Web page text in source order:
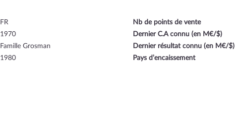
FR
1970
Famille Grosman
1980
Nb de points de vente
Dernier C.A connu (en M€/$)
Dernier résultat connu (en M€/$)
Pays d’encaissement